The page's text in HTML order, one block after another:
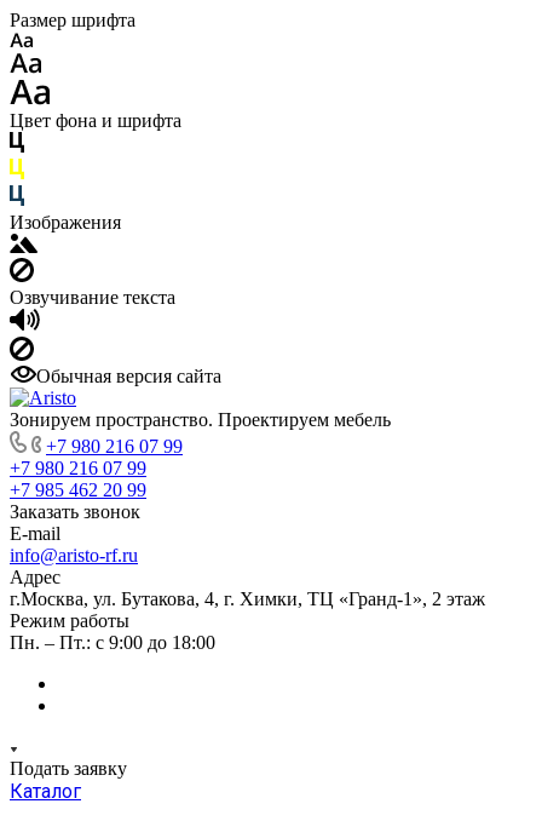
Размер шрифта
Цвет фона и шрифта
Изображения
Озвучивание текста
Обычная версия сайта
Зонируем пространство. Проектируем мебель
+7 980 216 07 99
+7 980 216 07 99
+7 985 462 20 99
Заказать звонок
E-mail
info@aristo-rf.ru
Адрес
г.Москва, ул. Бутакова, 4, г. Химки, ТЦ «Гранд-1», 2 этаж
Режим работы
Пн. – Пт.: с 9:00 до 18:00
Подать заявку
Каталог